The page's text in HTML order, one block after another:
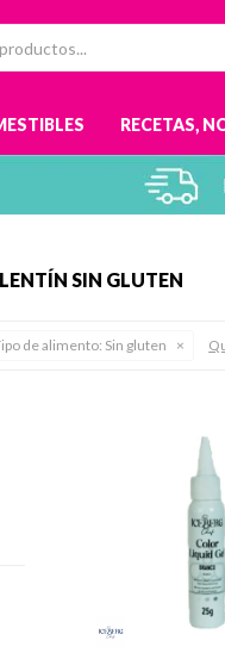
RECETAS,
SIN GLUTEN
de alimento: Sin gluten